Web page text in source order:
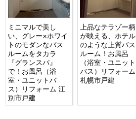
ミニマルで美し
い、グレー×ホワイ
トのモダンなバス
ルームをタカラ
『グランスパ』
で！お風呂（浴
室・ユニットバ
ス）リフォーム 江
別市戸建
上品なテラゾー柄
が映える、ホテル
のような上質バス
ルーム！お風呂
（浴室・ユニット
バス）リフォーム
札幌市戸建